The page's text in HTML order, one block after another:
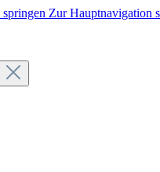
Zur Hauptnavigation